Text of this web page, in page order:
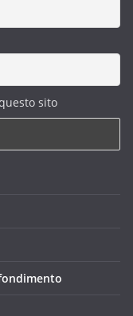
sito